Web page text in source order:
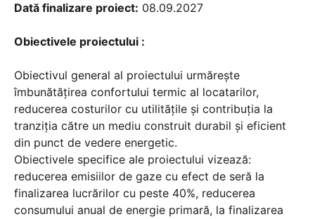
Dată finalizare proiect: 08.09.2027
Obiectivele proiectului :
Obiectivul general al proiectului urmărește
îmbunătățirea confortului termic al locatarilor,
reducerea costurilor cu utilitățile și contribuția la
tranziția către un mediu construit durabil și eficient
din punct de vedere energetic.
Obiectivele specifice ale proiectului vizează:
reducerea emisiilor de gaze cu efect de seră la
finalizarea lucrărilor cu peste 40%, reducerea
consumului anual de energie primară, la finalizarea